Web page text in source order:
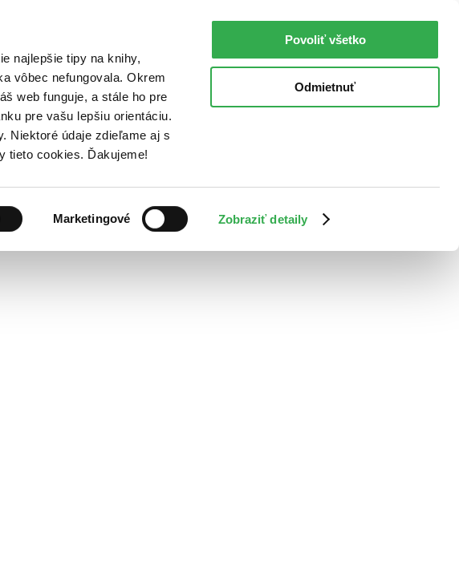
najlepšie tipy na knihy,
vôbec nefungovala. Okrem
web funguje, a stále ho pre
pre vašu lepšiu orientáciu.
Niektoré údaje zdieľame aj s
tieto cookies. Ďakujeme!
Marketingové Zobraziť detaily
Povoliť všetko
Odmietnuť